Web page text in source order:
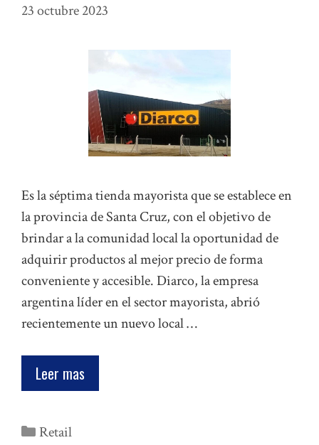
23 octubre 2023
Es la séptima tienda mayorista que se establece en
la provincia de Santa Cruz, con el objetivo de
brindar a la comunidad local la oportunidad de
adquirir productos al mejor precio de forma
conveniente y accesible. Diarco, la empresa
argentina líder en el sector mayorista, abrió
recientemente un nuevo local …
Leer mas
Categorías
Retail